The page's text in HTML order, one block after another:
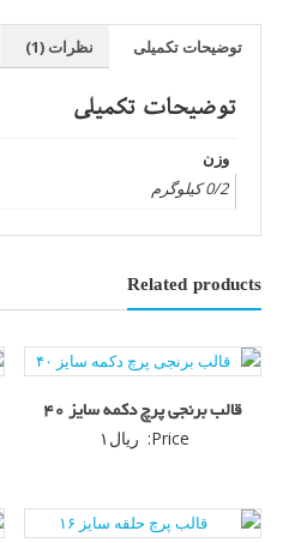
توضیحات تکمیلی نظرات (1)
توضیحات تکمیلی
وزن
0/2 کیلوگرم
Related products
قالب برنجی پرچ دکمه سایز ۴۰
Price: ریال ۱